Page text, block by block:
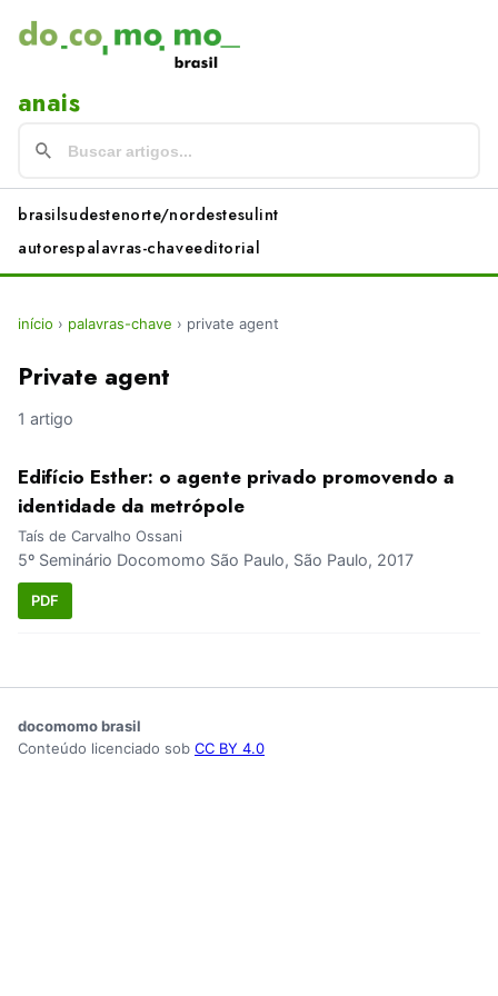
anais
brasilsudestenorte/nordestesulint
autorespalavras-chaveeditorial
início › palavras-chave › private agent
Private agent
1 artigo
Edifício Esther: o agente privado promovendo a
identidade da metrópole
Taís de Carvalho Ossani
5º Seminário Docomomo São Paulo, São Paulo, 2017
PDF
docomomo brasil
Conteúdo licenciado sob CC BY 4.0